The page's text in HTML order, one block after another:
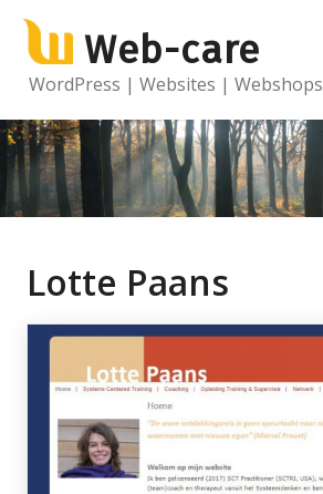
Ga
naar
Web-care
WordPress | Websites | Webshops
Lotte Paans